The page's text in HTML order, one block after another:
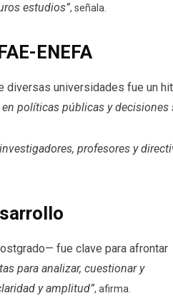
estudios”, señala.
ENEFA
universidades fue un
políticas públicas y
profesores y
fue clave para afrontar
para analizar, cuestionar y
y amplitud”, afirma.